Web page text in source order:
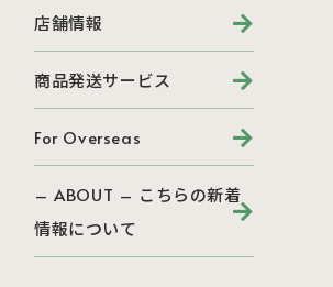
店舗情報
商品発送サービス
For Overseas
– ABOUT – こちらの新着
情報について